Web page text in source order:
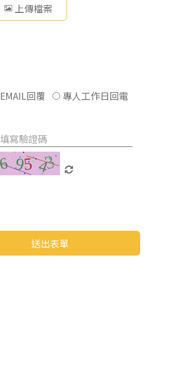
上傳檔案
EMAIL回覆 專人工作日回電
送出表單